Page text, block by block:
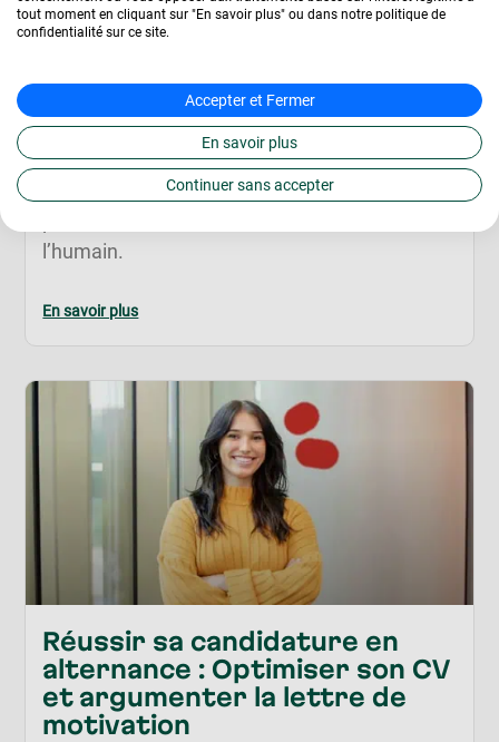
Carrière dans la paie :
Faire carrière dans la paie c’est choisir un
secteur avec un fort besoin en recrutement et
en constante évolution. Ces métiers ne se
cantonnent pas qu’à la réalisation de fiches de
l’humain.
En savoir plus
Réussir sa candidature en
alternance : Optimiser son CV
et argumenter la lettre de
motivation
tout moment en cliquant sur "En savoir plus" ou dans notre politique de
confidentialité sur ce site.
Accepter et Fermer
En savoir plus
Continuer sans accepter